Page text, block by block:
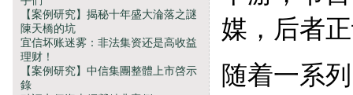
【案例研究】揭秘十年盛大淪落之謎
陳天橋的坑
宜信坏账迷雾：非法集资还是高收益
理财！
【案例研究】中信集團整體上市啓示
錄
媒，后者
随着一系